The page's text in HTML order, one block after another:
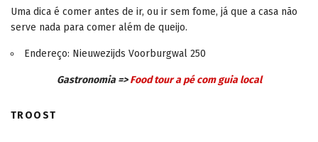
Uma dica é comer antes de ir, ou ir sem fome, já que a casa não
serve nada para comer além de queijo.
Endereço: Nieuwezijds Voorburgwal 250
Gastronomia =>Food tour a pé com guia local
TROOST